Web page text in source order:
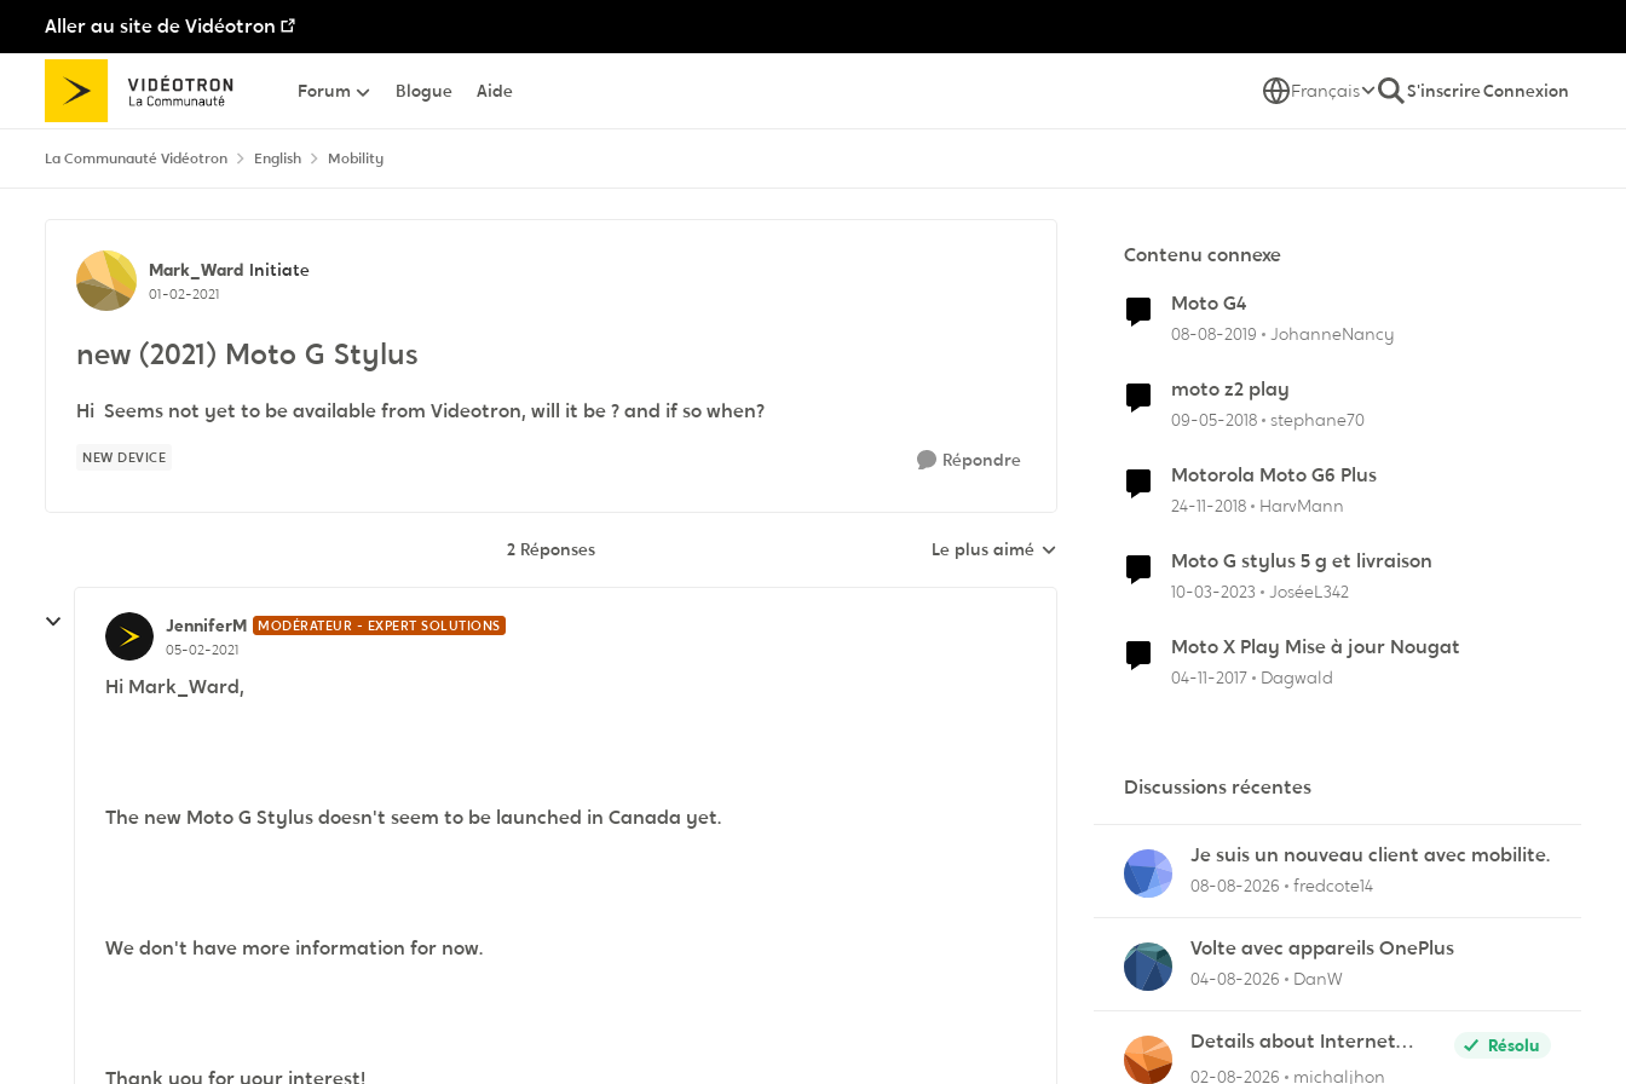
Aller au site de Vidéotron
Passer au contenu
Forum Blogue Aide Français S'inscrireConnexion
La Communauté Vidéotron English Mobility
Discussion de forum
Mark_Ward Initiate
01-02-2021
new (2021) Moto G Stylus
Hi Seems not yet to be available from Videotron, will it be ? and if so when?
NEW DEVICE Répondre
2 Réponses Réponses triées par
Le plus aimé
JenniferM MODÉRATEUR - EXPERT SOLUTIONS
05-02-2021
Hi Mark_Ward,
The new Moto G Stylus doesn't seem to be launched in Canada yet.
We don't have more information for now.
Thank you for your interest!
Contenu connexe
Moto G4
08-08-2019 JohanneNancy
moto z2 play
09-05-2018 stephane70
Motorola Moto G6 Plus
24-11-2018 HarvMann
Moto G stylus 5 g et livraison
10-03-2023 JoséeL342
Moto X Play Mise à jour Nougat
04-11-2017 Dagwald
Discussions récentes
Je suis un nouveau client avec mobilite.
08-08-2026 fredcote14
Volte avec appareils OnePlus
04-08-2026 DanW
Details about Internet
Packages
Résolu
02-08-2026
michaljhon